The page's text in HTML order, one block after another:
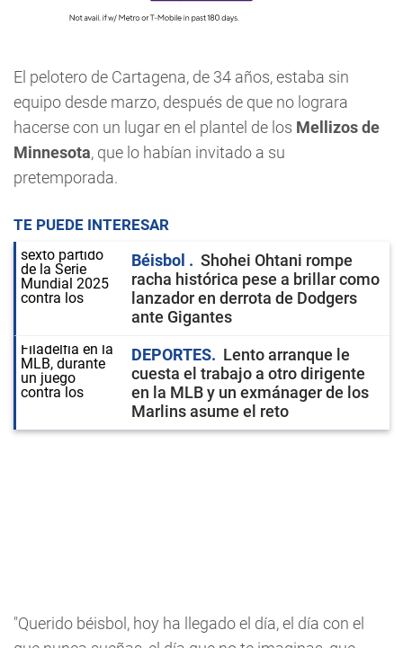
El pelotero de Cartagena, de 34 años, estaba sin
equipo desde marzo, después de que no lograra
hacerse con un lugar en el plantel de los Mellizos de
Minnesota, que lo habían invitado a su
pretemporada.
TE PUEDE INTERESAR
Béisbol
Shohei Ohtani rompe
racha histórica pese a brillar como
lanzador en derrota de Dodgers
ante Gigantes
DEPORTES
Lento arranque le
cuesta el trabajo a otro dirigente
en la MLB y un exmánager de los
Marlins asume el reto
"Querido béisbol, hoy ha llegado el día, el día con el